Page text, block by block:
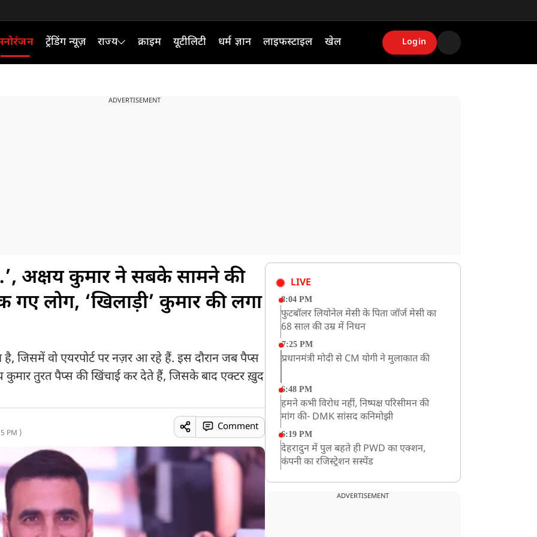
ट्रेंडिंग न्यूज़ राज्य क्राइम यूटीलिटी धर्म ज्ञान लाइफस्टाइल खेल Login
ADVERTISEMENT
अक्षय कुमार ने सबके सामने की
गए लोग, ‘खिलाड़ी’ कुमार की लगा
जिसमें वो एयरपोर्ट पर नज़र आ रहे हैं. इस दौरान जब पैप्स
तुरत पैप्स की खिंचाई कर देते हैं, जिसके बाद एक्टर ख़ुद
PM )
Comment
LIVE
8:04 PM
फुटबॉलर लियोनेल मेसी के पिता जॉर्ज मेसी का
68 साल की उम्र में निधन
7:25 PM
प्रधानमंत्री मोदी से CM योगी ने मुलाकात की
6:48 PM
हमने कभी विरोध नहीं, निष्पक्ष परिसीमन की
मांग की- DMK सांसद कनिमोझी
6:19 PM
देहरादुन में पुल बहते ही PWD का एक्शन,
कंपनी का रजिस्ट्रेशन सस्पेंड
खराब मौसम की चेतावनी के कारण अमरनाथ
ADVERTISEMENT